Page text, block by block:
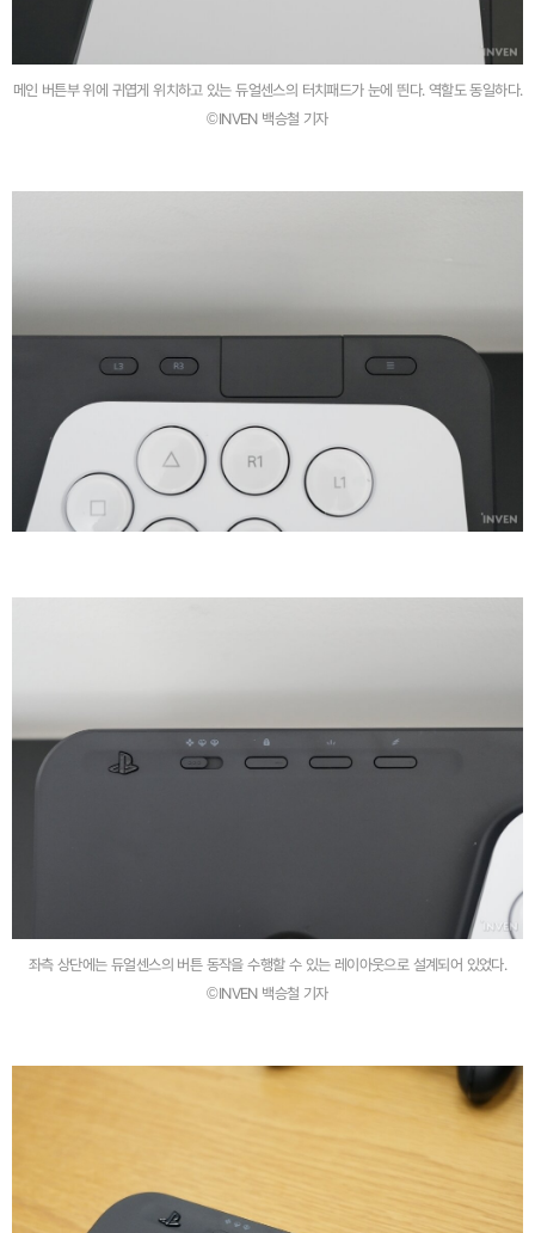
메인 버튼부 위에 귀엽게 위치하고 있는 듀얼센스의 터치패드가 눈에 띈다. 역할도 동일하다.
©INVEN 백승철 기자
좌측 상단에는 듀얼센스의 버튼 동작을 수행할 수 있는 레이아웃으로 설계되어 있었다.
©INVEN 백승철 기자